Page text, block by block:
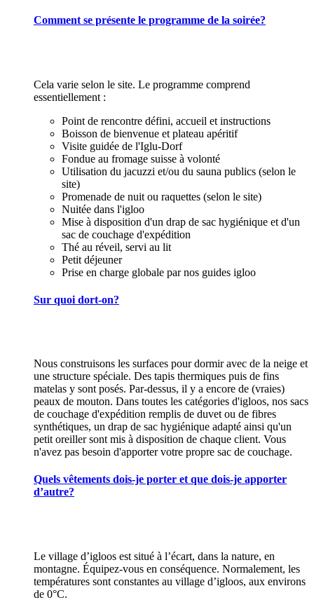
Comment se présente le programme de la soirée?
Cela varie selon le site. Le programme comprend
essentiellement :
Point de rencontre défini, accueil et instructions
Boisson de bienvenue et plateau apéritif
Visite guidée de l'Iglu-Dorf
Fondue au fromage suisse à volonté
Utilisation du jacuzzi et/ou du sauna publics (selon le
site)
Promenade de nuit ou raquettes (selon le site)
Nuitée dans l'igloo
Mise à disposition d'un drap de sac hygiénique et d'un
sac de couchage d'expédition
Thé au réveil, servi au lit
Petit déjeuner
Prise en charge globale par nos guides igloo
Sur quoi dort-on?
Nous construisons les surfaces pour dormir avec de la neige et
une structure spéciale. Des tapis thermiques puis de fins
matelas y sont posés. Par-dessus, il y a encore de (vraies)
peaux de mouton. Dans toutes les catégories d'igloos, nos sacs
de couchage d'expédition remplis de duvet ou de fibres
synthétiques, un drap de sac hygiénique adapté ainsi qu'un
petit oreiller sont mis à disposition de chaque client. Vous
n'avez pas besoin d'apporter votre propre sac de couchage.
Quels vêtements dois-je porter et que dois-je apporter
d’autre?
Le village d’igloos est situé à l’écart, dans la nature, en
montagne. Équipez-vous en conséquence. Normalement, les
températures sont constantes au village d’igloos, aux environs
de 0°C.